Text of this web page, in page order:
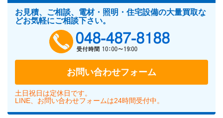
お見積、ご相談、電材・照明・住宅設備の大量買取な
どお気軽にご相談下さい。
お問い合わせフォーム
土日祝日は定休日です。
LINE、お問い合わせフォームは24時間受付中。